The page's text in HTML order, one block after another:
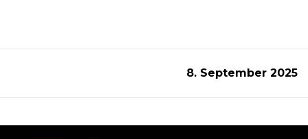
8. September 2025